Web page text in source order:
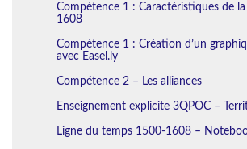
Compétence 1 : Caractéristiques de
1608
Compétence 1 : Création d’un
avec Easel.ly
Compétence 2 – Les alliances
Enseignement explicite 3QPOC –
Ligne du temps 1500-1608 –